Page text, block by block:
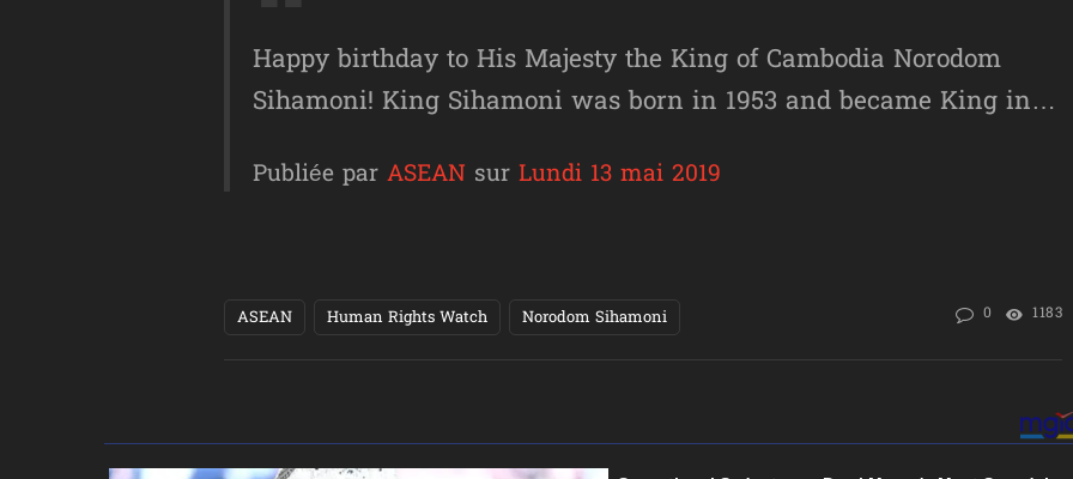
Happy birthday to His Majesty the King of Cambodia Norodom
Sihamoni! King Sihamoni was born in 1953 and became King in…
Publiée parASEAN surLundi 13 mai 2019
ASEAN Human Rights Watch Norodom Sihamoni 0 1183